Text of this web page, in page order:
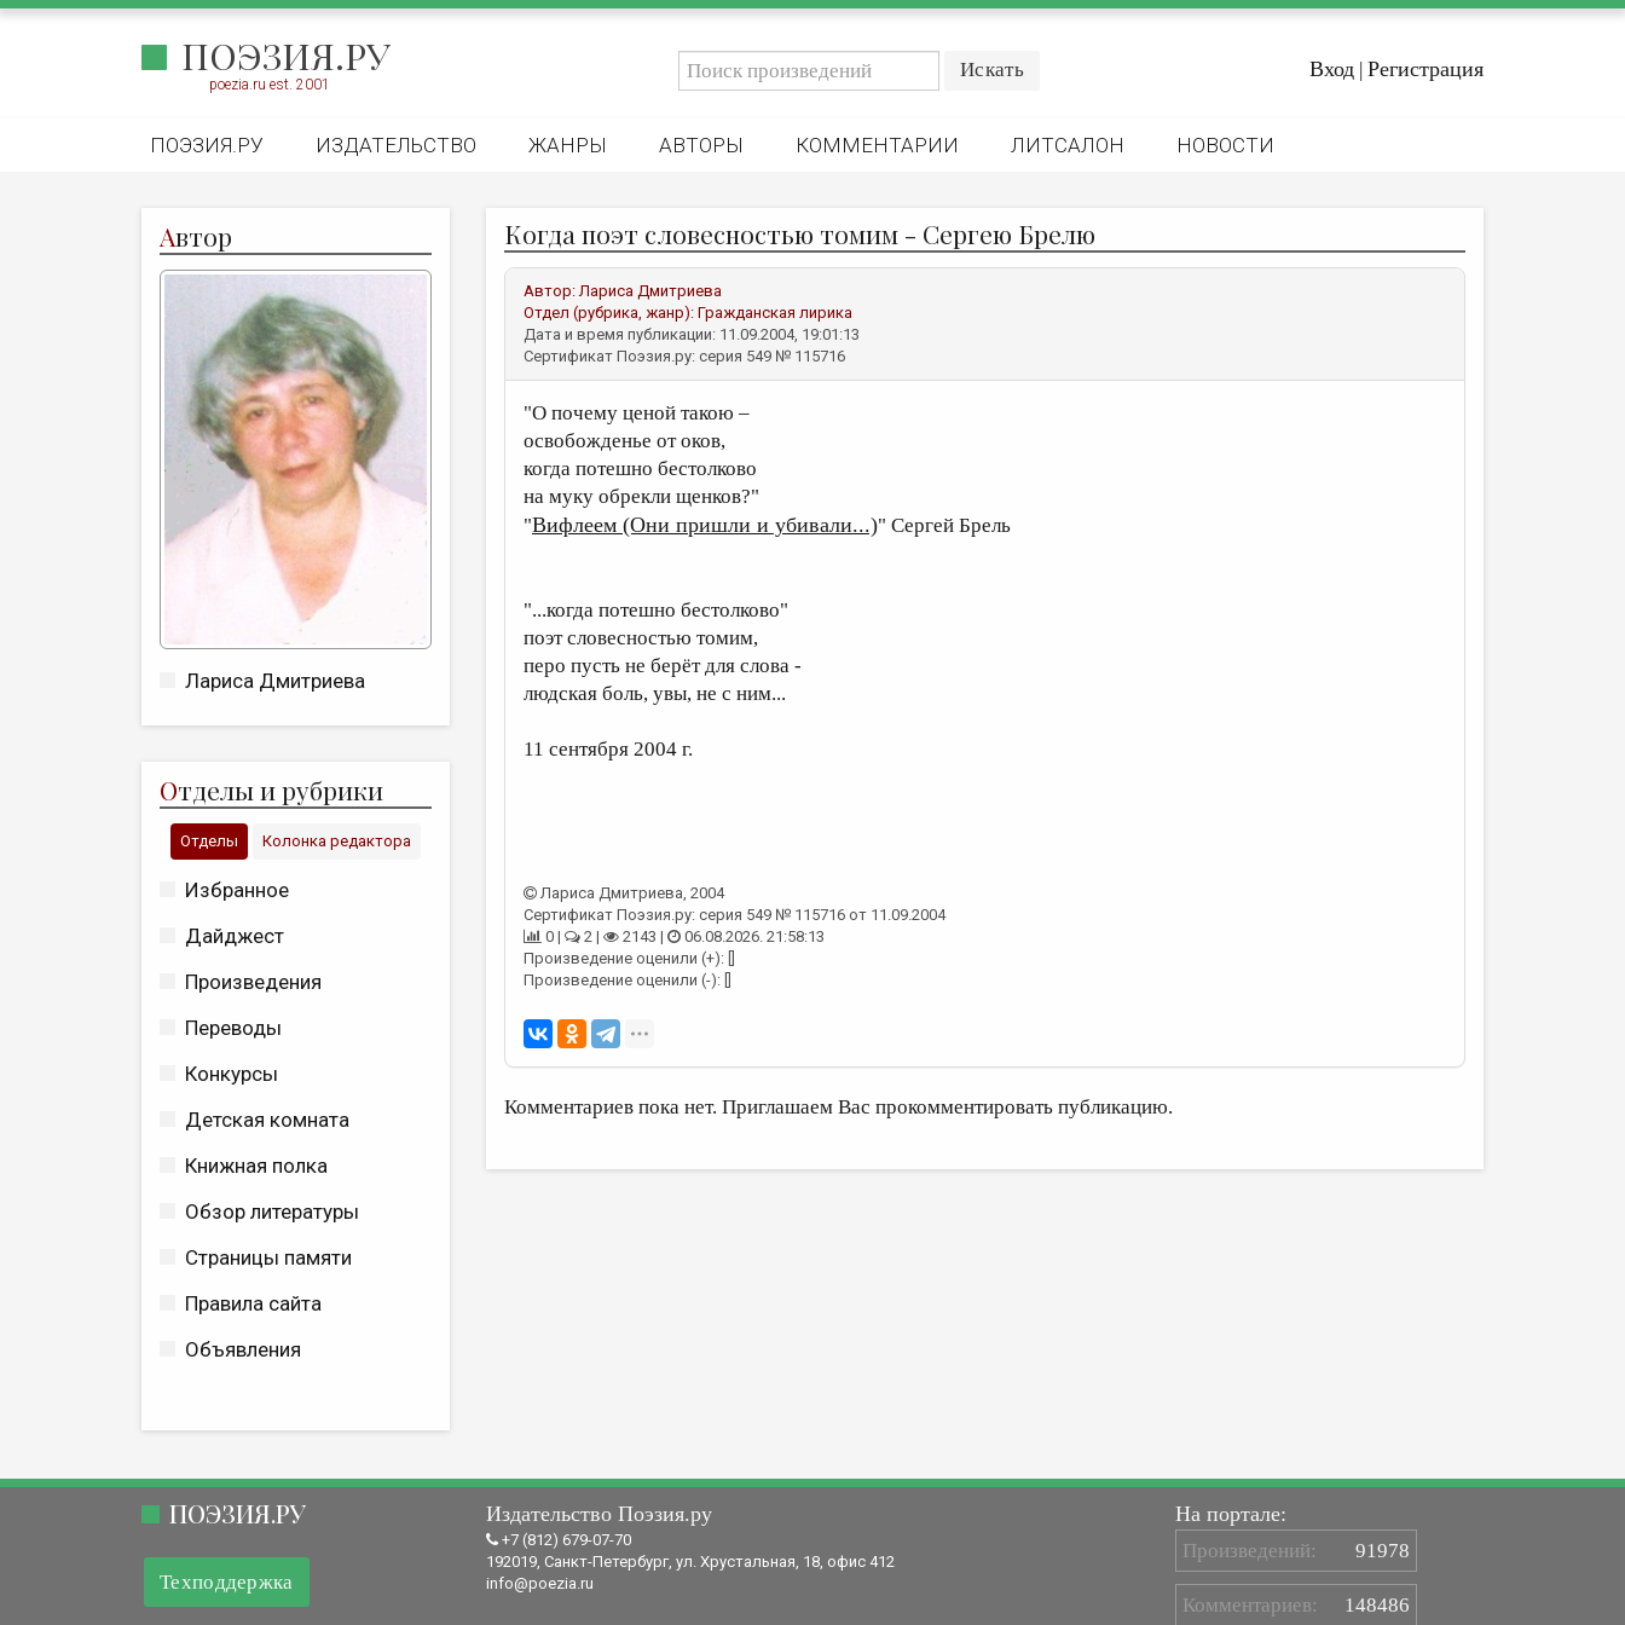
ПОЭЗИЯ.РУ
poezia.ru est. 2001
Вход | Регистрация
ПОЭЗИЯ.РУ ИЗДАТЕЛЬСТВО ЖАНРЫ АВТОРЫ КОММЕНТАРИИ ЛИТСАЛОН НОВОСТИ
Автор
Лариса Дмитриева
Отделы и рубрики
Отделы Колонка редактора
Избранное
Дайджест
Произведения
Переводы
Конкурсы
Детская комната
Книжная полка
Обзор литературы
Страницы памяти
Правила сайта
Объявления
Когда поэт словесностью томим - Сергею Брелю
Автор:Лариса Дмитриева
Отдел (рубрика, жанр): Гражданская лирика
Дата и время публикации: 11.09.2004, 19:01:13
Сертификат Поэзия.ру: серия 549 № 115716
"О почему ценой такою –
освобожденье от оков,
когда потешно бестолково
на муку обрекли щенков?"
"Вифлеем (Они пришли и убивали...)" Сергей Брель
"...когда потешно бестолково"
поэт словесностью томим,
перо пусть не берёт для слова -
людская боль, увы, не с ним...
11 сентября 2004 г.
Лариса Дмитриева, 2004
Сертификат Поэзия.ру: серия 549 № 115716 от 11.09.2004
0 |
2 | 2143 |
06.08.2026. 21:58:13
Произведение оценили (+): []
Произведение оценили (-): []
Комментариев пока нет. Приглашаем Вас прокомментировать публикацию.
ПОЭЗИЯ.РУ
Техподдержка
Издательство Поэзия.ру
+7 (812) 679-07-70
192019, Санкт-Петербург, ул. Хрустальная, 18, офис 412
info@poezia.ru
На портале:
Произведений: 91978
Комментариев: 148486